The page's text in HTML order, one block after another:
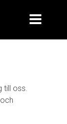
till oss.